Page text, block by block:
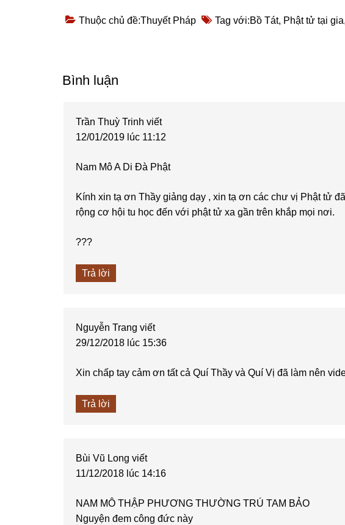
Thuộc chủ đề:Thuyết Pháp Tag với:Bồ Tát, Phật tử tại gia,
Reader
Bình luận
Trần Thuỳ Trinh viết
12/01/2019 lúc 11:12
Nam Mô A Di Đà Phật
Kính xin tạ ơn Thầy giảng dạy , xin tạ ơn các chư vị Phật tử
rộng cơ hội tu học đến với phật tử xa gần trên khắp mọi nơi.
???
Trả lời
Nguyễn Trang viết
29/12/2018 lúc 15:36
Xin chấp tay cảm ơn tất cả Quí Thầy và Quí Vị đã làm nên
Trả lời
Bùi Vũ Long viết
11/12/2018 lúc 14:16
NAM MÔ THẬP PHƯƠNG THƯỜNG TRÚ TAM BẢO
Nguyện đem công đức này